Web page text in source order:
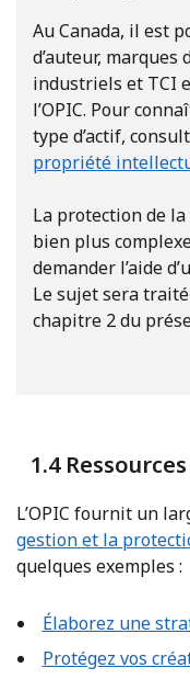
Au Canada, il est
d’auteur, marques
industriels et TCI
l’OPIC. Pour
type d’actif,
propriété
La protection de
bien plus
demander l’aide
Le sujet sera
chapitre 2 du
1.4 Ressources
L’OPIC fournit un
gestion et la
quelques exemples :
Élaborez une
Protégez vos